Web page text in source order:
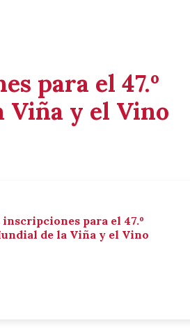
para el 47.º
Viña y el Vino
para el 47.º
de la Viña y el Vino